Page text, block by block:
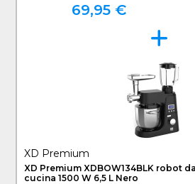
69,95 €
XD Premium
XD Premium XDBOW134BLK robot da
cucina 1500 W 6,5 L Nero